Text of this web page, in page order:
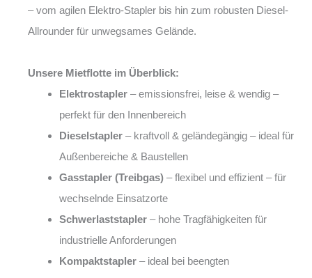
– vom agilen Elektro-Stapler bis hin zum robusten Diesel-
Allrounder für unwegsames Gelände.
Unsere Mietflotte im Überblick:
Elektrostapler – emissionsfrei, leise & wendig –
perfekt für den Innenbereich
Dieselstapler – kraftvoll & geländegängig – ideal für
Außenbereiche & Baustellen
Gasstapler (Treibgas) – flexibel und effizient – für
wechselnde Einsatzorte
Schwerlaststapler – hohe Tragfähigkeiten für
industrielle Anforderungen
Kompaktstapler – ideal bei beengten